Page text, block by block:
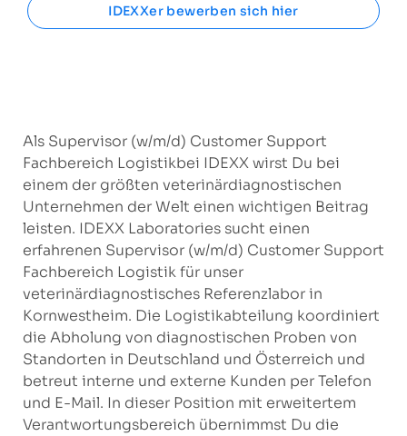
IDEXXer bewerben sich hier
Als Supervisor (w/m/d) Customer Support
Fachbereich Logistikbei IDEXX wirst Du bei
einem der größten veterinärdiagnostischen
Unternehmen der Welt einen wichtigen Beitrag
leisten. IDEXX Laboratories sucht einen
erfahrenen Supervisor (w/m/d) Customer Support
Fachbereich Logistik für unser
veterinärdiagnostisches Referenzlabor in
Kornwestheim. Die Logistikabteilung koordiniert
die Abholung von diagnostischen Proben von
Standorten in Deutschland und Österreich und
betreut interne und externe Kunden per Telefon
und E-Mail. In dieser Position mit erweitertem
Verantwortungsbereich übernimmst Du die